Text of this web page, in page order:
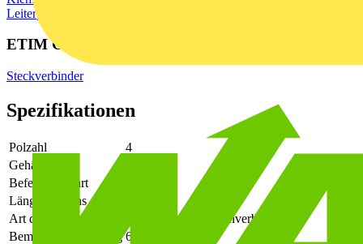
Leiterplattensteckverbinder
ETIM Group
Steckverbinder
Spezifikationen
Polzahl
4
Gehäusefarbe
Befestigungsart
Länge des Pins
Art der Verbindung
flexibler Leiterplattenverbinder
Bemessungsspannung 630